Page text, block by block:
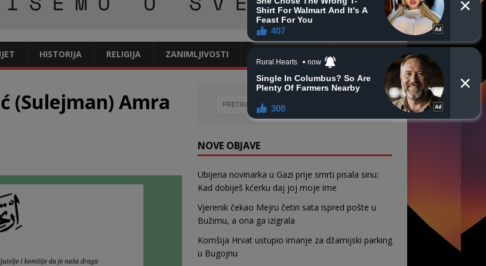
HISTORIJA RELIGIJA ZANIMLJIVOSTI
(Sulejman) Amra
NOVE OBJAVE
Ubijena novinarka u Gazi prije smrti pisala sinu:
Kad dobiješ kćerku daj joj moje ime
Vjerenik čekao Mejru četiri sata ispred pošte u
Bužimu, a ona ga izigrala
Komšija Hrvat ustupio imanje za džamijski parking
u Bugojnu